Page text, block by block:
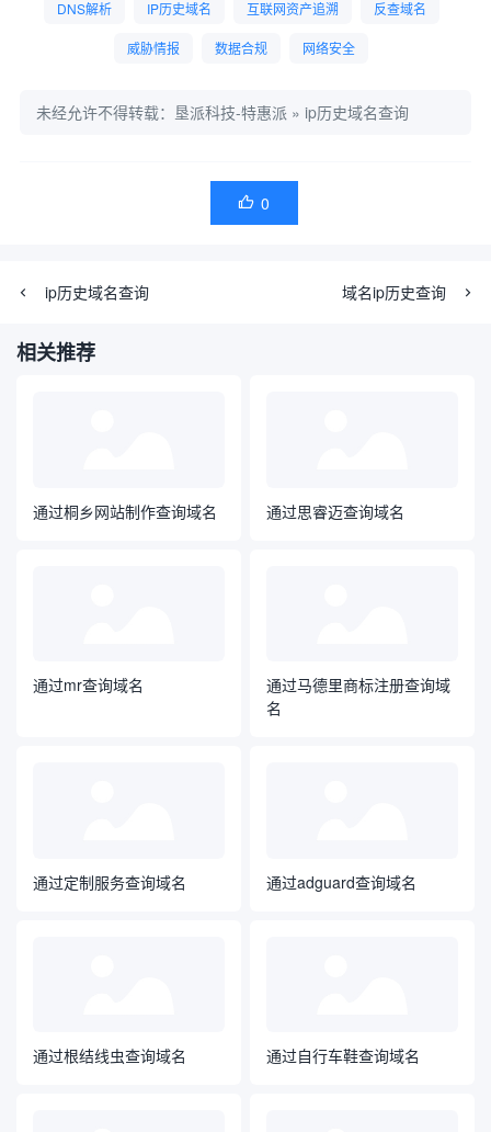
DNS解析 IP历史域名 互联网资产追溯 反查域名
威胁情报 数据合规 网络安全
未经允许不得转载： 垦派科技-特惠派 » ip历史域名查询
 0
ip历史域名查询 域名ip历史查询
相关推荐
通过桐乡网站制作查询域名 通过思睿迈查询域名
通过mr查询域名
通过马德里商标注册查询域
名
通过定制服务查询域名 通过adguard查询域名
通过根结线虫查询域名 通过自行车鞋查询域名